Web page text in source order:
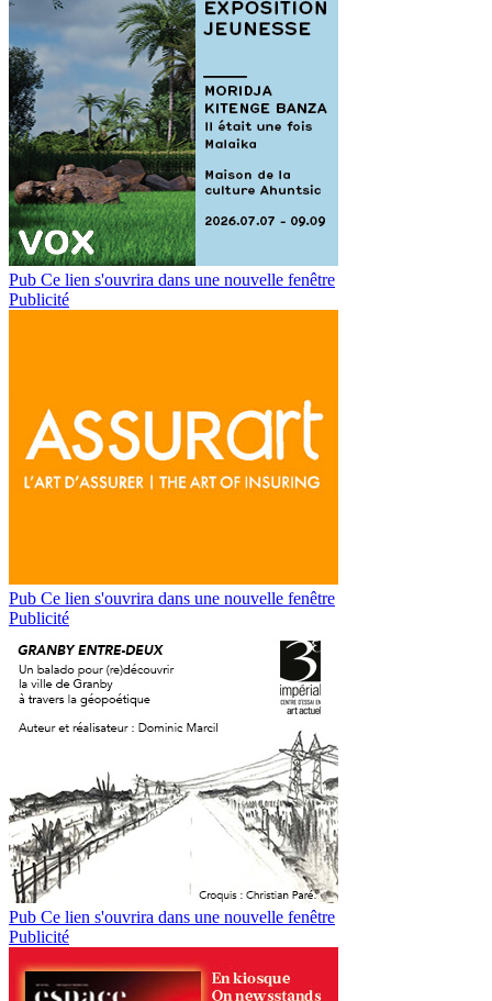
Pub Ce lien s'ouvrira dans une nouvelle fenêtre
Publicité
Pub Ce lien s'ouvrira dans une nouvelle fenêtre
Publicité
Pub Ce lien s'ouvrira dans une nouvelle fenêtre
Publicité